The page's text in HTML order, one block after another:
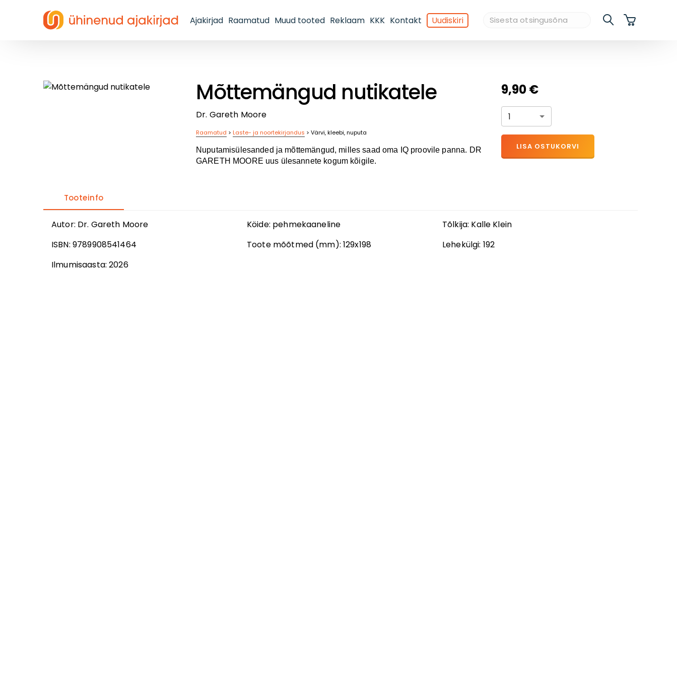
Ajakirjad Raamatud Muud tooted Reklaam KKK Kontakt Uudiskiri
Mõttemängud nutikatele
Dr. Gareth Moore
Raamatud > Laste- ja noortekirjandus > Värvi, kleebi, nuputa
Nuputamisülesanded ja mõttemängud, milles saad oma IQ proovile panna. DR
GARETH MOORE uus ülesannete kogum kõigile.
9,90 €
1
LISA OSTUKORVI
Tooteinfo
Autor: Dr. Gareth Moore Köide: pehmekaaneline Tõlkija: Kalle Klein
ISBN: 9789908541464 Toote mõõtmed (mm):129x198 Lehekülgi: 192
Ilmumisaasta:2026